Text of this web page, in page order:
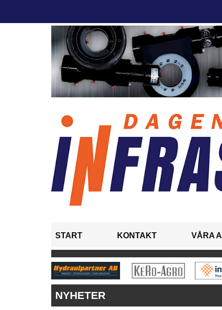
START KONTAKT VÅRA
NYHETER